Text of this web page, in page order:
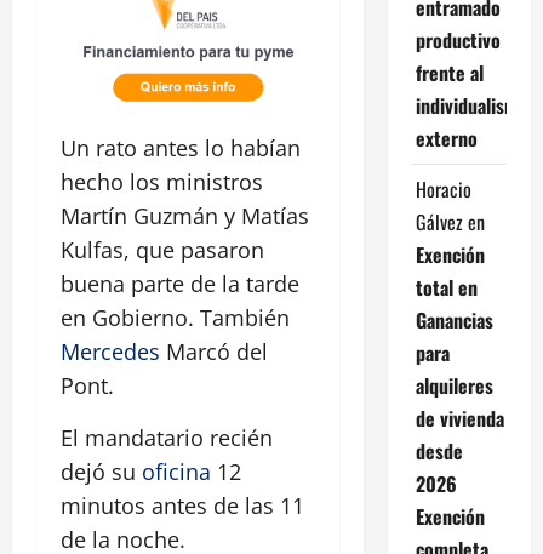
Un rato antes lo habían
hecho los ministros
Martín Guzmán y Matías
Kulfas, que pasaron
buena parte de la tarde
en Gobierno. También
Mercedes Marcó del
Pont.
El mandatario recién
dejó su oficina 12
minutos antes de las 11
de la noche.
entramado
productivo
frente al
individualismo
externo
Horacio
Gálvezen
Exención
total en
Ganancias
para
alquileres
de vivienda
desde
2026
Exención